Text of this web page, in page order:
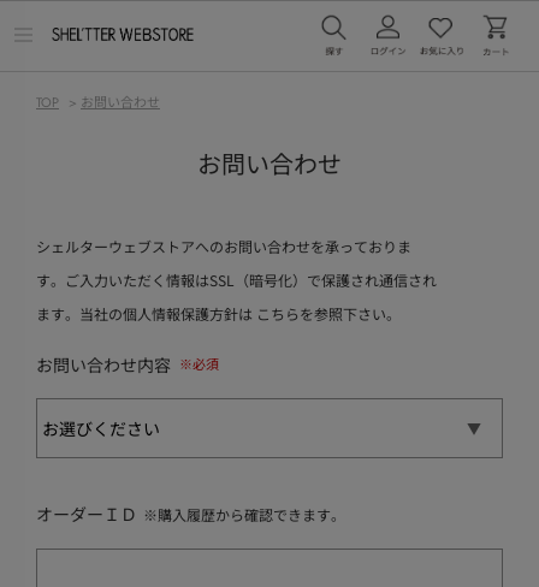
TOP > お問い合わせ
お問い合わせ
シェルターウェブストアへのお問い合わせを承っておりま
す。ご入力いただく情報はSSL（暗号化）で保護され通信され
ます。当社の個人情報保護方針は こちらを参照下さい。
お問い合わせ内容
オーダーＩＤ ※購入履歴から確認できます。